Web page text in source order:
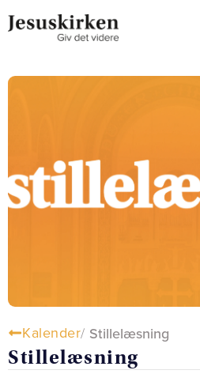
Kalender/ Stillelæsning
Stillelæsning